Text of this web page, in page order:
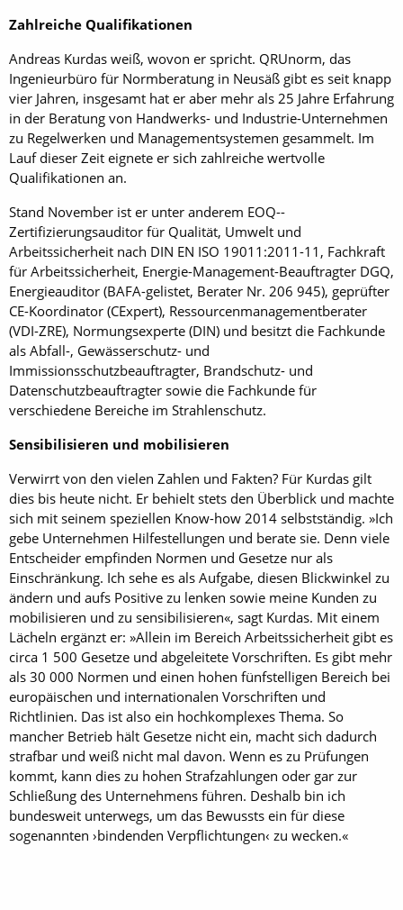
Zahlreiche Qualifikationen
Andreas Kurdas weiß, wovon er spricht. QRUnorm, das
Ingenieurbüro für Normberatung in Neusäß gibt es seit knapp
vier Jahren, insgesamt hat er aber mehr als 25 Jahre Erfahrung
in der Beratung von Handwerks- und Industrie-Unternehmen
zu Regelwerken und Managementsystemen gesammelt. Im
Lauf dieser Zeit eignete er sich zahlreiche wertvolle
Qualifikationen an.
Stand November ist er unter anderem EOQ-­
Zertifizierungsauditor für Qualität, Umwelt und
Arbeitssicherheit nach DIN EN ISO 19011:2011-11, Fachkraft
für Arbeitssicherheit, Energie-Management-Beauftragter DGQ,
Energieauditor (BAFA-gelistet, Berater Nr. 206 945), geprüfter
CE-Koor­di­nator (CExpert), Ressourcenmanagementberater
(VDI-ZRE), Normungsexperte (DIN) und besitzt die Fachkunde
als Abfall-, Gewässerschutz- und
Immissionsschutzbeauftragter, Brandschutz- und
Datenschutzbeauftragter sowie die Fachkunde für
verschiedene Bereiche im Strahlenschutz.
Sensibilisieren und mobilisieren
Verwirrt von den vielen Zahlen und Fakten? Für Kurdas gilt
dies bis heute nicht. Er behielt stets den Überblick und machte
sich mit seinem speziellen Know-how 2014 selbstständig. »Ich
gebe Unternehmen Hilfestellungen und berate sie. Denn viele
Entscheider empfinden Normen und Gesetze nur als
Einschränkung. Ich sehe es als Aufgabe, diesen Blickwinkel zu
ändern und aufs Positive zu lenken sowie meine Kunden zu
mobilisieren und zu sensibili­sieren«, sagt Kurdas. Mit einem
Lächeln ergänzt er: »Allein im Bereich Arbeitssicherheit gibt es
circa 1 500 Gesetze und abgeleitete Vorschriften. Es gibt mehr
als 30 000 Normen und einen hohen fünfstelligen Bereich bei
europäischen und internationalen Vorschriften und
Richtlinien. Das ist also ein hochkomplexes Thema. So
mancher Betrieb hält Gesetze nicht ein, macht sich dadurch
strafbar und weiß nicht mal davon. Wenn es zu Prüfungen
kommt, kann dies zu hohen Strafzahlungen oder gar zur
Schließung des Unternehmens führen. Deshalb bin ich
bundesweit unterwegs, um das Bewussts ein für diese
sogenannten ›bindenden Verpflichtungen‹ zu wecken.«